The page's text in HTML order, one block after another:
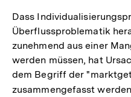
Dass
Überflussproblematik
zunehmend aus einer
werden müssen, hat
dem Begriff der
zusammengefasst